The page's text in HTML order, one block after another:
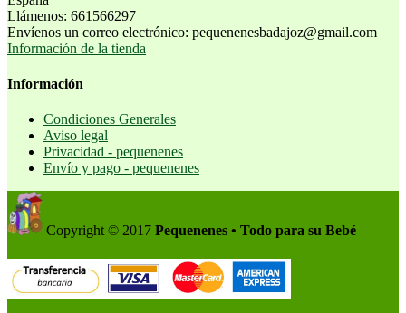
Llámenos: 661566297
Envíenos un correo electrónico: pequenenesbadajoz@gmail.com
Información de la tienda
Información
Condiciones Generales
Aviso legal
Privacidad - pequenenes
Envío y pago - pequenenes
Copyright © 2017 Pequenenes • Todo para su Bebé